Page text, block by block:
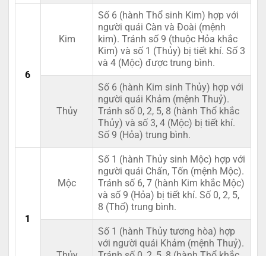
6
Kim
Số 6 (hành Thổ sinh Kim) hợp với
người quái Càn và Đoài (mệnh
kim). Tránh số 9 (thuộc Hỏa khắc
Kim) và số 1 (Thủy) bị tiết khí. Số 3
và 4 (Mộc) được trung bình.
Thủy
Số 6 (hành Kim sinh Thủy) hợp với
người quái Khảm (mệnh Thuỷ).
Tránh số 0, 2, 5, 8 (hành Thổ khắc
Thủy) và số 3, 4 (Mộc) bị tiết khí.
Số 9 (Hỏa) trung bình.
1
Mộc
Số 1 (hành Thủy sinh Mộc) hợp với
người quái Chấn, Tốn (mệnh Mộc).
Tránh số 6, 7 (hành Kim khắc Mộc)
và số 9 (Hỏa) bị tiết khí. Số 0, 2, 5,
8 (Thổ) trung bình.
Số 1 (hành Thủy tương hòa) hợp
với người quái Khảm (mệnh Thuỷ).